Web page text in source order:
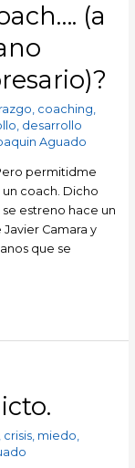
(a
coaching
desarrollo
Aguado
permitidme
coach. Dicho
estreno hace un
Camara y
que se
crisis, miedo